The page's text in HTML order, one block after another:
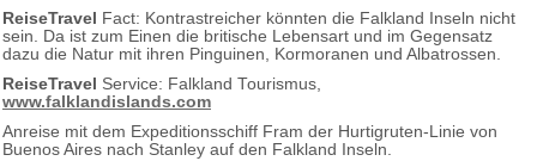
ReiseTravel
Fact: Kontrastreicher könnten die Falkland Inseln nicht
sein. Da ist zum Einen die britische Lebensart und im Gegensatz
dazu die Natur mit ihren Pinguinen, Kormoranen und Albatrossen.
ReiseTravel Service: Falkland Tourismus,
www.falklandislands.com
Anreise mit dem Expeditionsschiff Fram der Hurtigruten-Linie von
Buenos Aires nach Stanley auf den Falkland Inseln.